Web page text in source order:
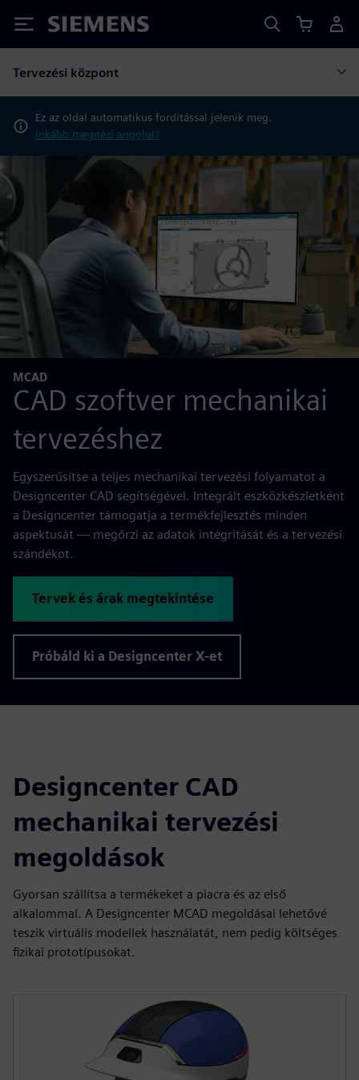
Siemens
Tervezési központ
Ez az oldal automatikus fordítással jelenik meg.
Inkább megnézi angolul?
MCAD
CAD szoftver mechanikai
tervezéshez
Egyszerűsítse a teljes mechanikai tervezési folyamatot a
Designcenter CAD segítségével. Integrált eszközkészletként
a Designcenter támogatja a termékfejlesztés minden
aspektusát — megőrzi az adatok integritását és a tervezési
szándékot.
Tervek és árak megtekintése
Próbáld ki a Designcenter X-et
Designcenter CAD
mechanikai tervezési
megoldások
Gyorsan szállítsa a termékeket a piacra és az első
alkalommal. A Designcenter MCAD megoldásai lehetővé
teszik virtuális modellek használatát, nem pedig költséges
fizikai prototípusokat.